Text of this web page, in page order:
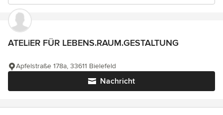
ATELiER FÜR LEBENS.RAUM.GESTALTUNG
Nachricht
Apfelstraße 178a, 33611 Bielefeld